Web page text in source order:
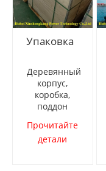
Упаковка
Деревянный
корпус,
коробка,
поддон
Прочитайте
детали